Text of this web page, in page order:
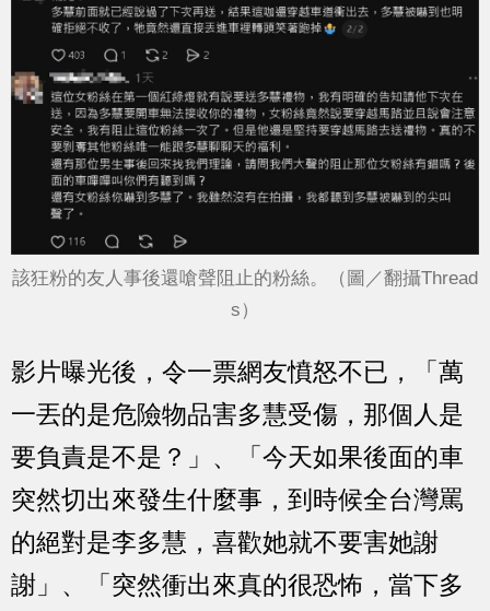
該狂粉的友人事後還嗆聲阻止的粉絲。（圖／翻攝Thread
s）
影片曝光後，令一票網友憤怒不已，「萬
一丟的是危險物品害多慧受傷，那個人是
要負責是不是？」、「今天如果後面的車
突然切出來發生什麼事，到時候全台灣罵
的絕對是李多慧，喜歡她就不要害她謝
謝」、「突然衝出來真的很恐怖，當下多